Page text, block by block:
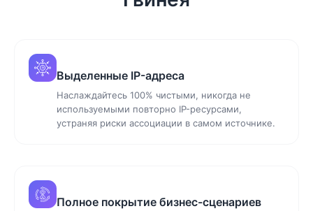
Выделенные IP-адреса
Наслаждайтесь 100% чистыми, никогда не
используемыми повторно IP-ресурсами,
устраняя риски ассоциации в самом источнике.
Полное покрытие бизнес-сценариев